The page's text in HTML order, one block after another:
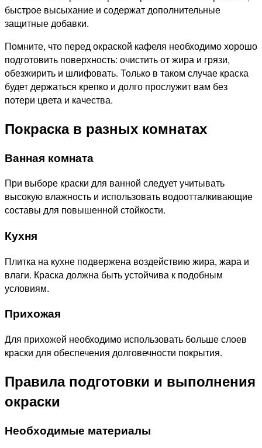
быстрое высыхание и содержат дополнительные
защитные добавки.
Помните, что перед окраской кафеля необходимо хорошо
подготовить поверхность: очистить от жира и грязи,
обезжирить и шлифовать. Только в таком случае краска
будет держаться крепко и долго прослужит вам без
потери цвета и качества.
Покраска в разных комнатах
Ванная комната
При выборе краски для ванной следует учитывать
высокую влажность и использовать водоотталкивающие
составы для повышенной стойкости.
Кухня
Плитка на кухне подвержена воздействию жира, жара и
влаги. Краска должна быть устойчива к подобным
условиям.
Прихожая
Для прихожей необходимо использовать больше слоев
краски для обеспечения долговечности покрытия.
Правила подготовки и выполнения
окраски
Необходимые материалы